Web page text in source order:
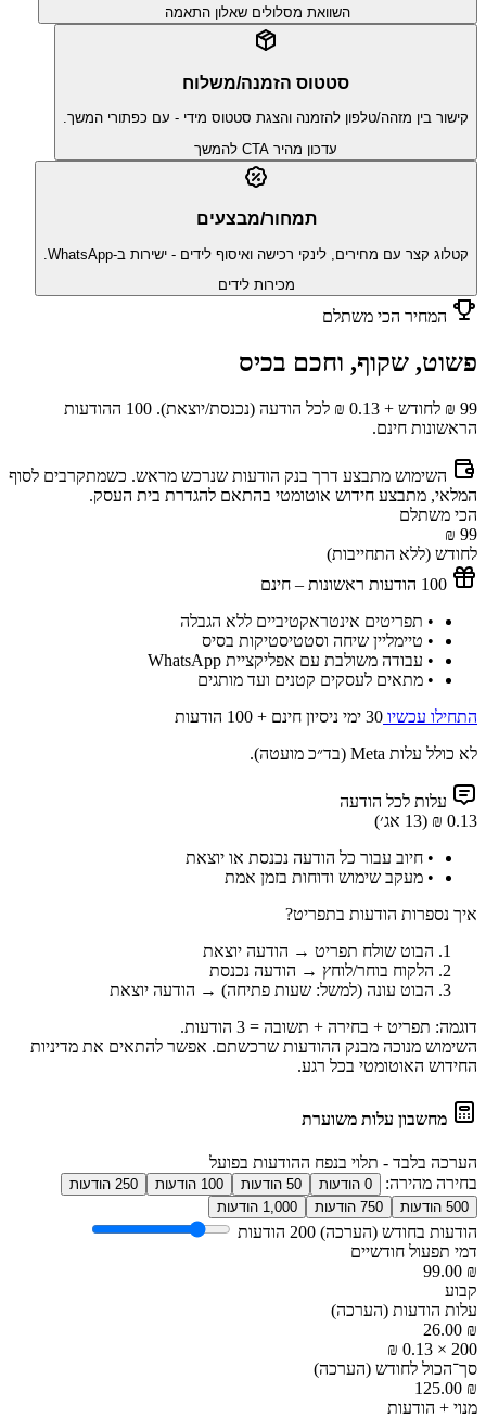
השוואת מסלולים שאלון התאמה
סטטוס הזמנה/משלוח
קישור בין מזהה/טלפון להזמנה והצגת סטטוס מידי - עם כפתורי המשך.
עדכון מהיר CTA להמשך
תמחור/מבצעים
קטלוג קצר עם מחירים, לינקי רכישה ואיסוף לידים - ישירות ב-WhatsApp.
מכירות לידים
המחיר הכי משתלם
פשוט, שקוף, וחכם בכיס
99 ₪ לחודש + 0.13 ₪ לכל הודעה (נכנסת/יוצאת). 100 ההודעות
הראשונות חינם.
השימוש מתבצע דרך בנק הודעות שנרכש מראש. כשמתקרבים לסוף
המלאי, מתבצע חידוש אוטומטי בהתאם להגדרת בית העסק.
הכי משתלם
99 ₪
לחודש (ללא התחייבות)
• תפריטים אינטראקטיביים ללא הגבלה
• טיימליין שיחה וסטטיסטיקות בסיס
• עבודה משולבת עם אפליקציית WhatsApp
• מתאים לעסקים קטנים ועד מותגים
התחילו עכשיו 30 ימי ניסיון חינם + 100 הודעות
לא כולל עלות Meta (בד״כ מועטה).
עלות לכל הודעה
0.13 ₪ (13 אג׳)
• חיוב עבור כל הודעה נכנסת או יוצאת
• מעקב שימוש ודוחות בזמן אמת
איך נספרות הודעות בתפריט?
הבוט שולח תפריט → הודעה יוצאת
הלקוח בוחר/לוחץ → הודעה נכנסת
הבוט עונה (למשל: שעות פתיחה) → הודעה יוצאת
דוגמה: תפריט + בחירה + תשובה = 3 הודעות
.
השימוש מנוכה מבנק ההודעות שרכשתם. אפשר להתאים את מדיניות
החידוש האוטומטי בכל רגע.
מחשבון עלות משוערת
הערכה בלבד - תלוי בנפח ההודעות בפועל
בחירה מהירה:
0 הודעות 50 הודעות 100 הודעות
250 הודעות
500 הודעות
750 הודעות 1,000 הודעות
הודעות בחודש (הערכה) 200 הודעות
דמי תפעול חודשיים
₪
99.00
קבוע
עלות הודעות (הערכה)
₪
26.00
200
× 0.13 ₪
סך־הכול לחודש (הערכה)
₪
125.00
מנוי + הודעות